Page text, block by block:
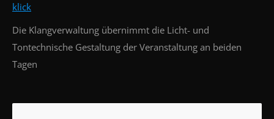
klick
Die Klangverwaltung übernimmt die Licht- und
Tontechnische Gestaltung der Veranstaltung an beiden
Tagen